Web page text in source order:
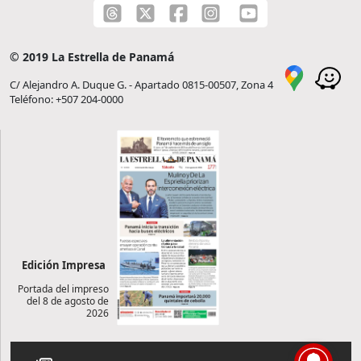
© 2019 La Estrella de Panamá
C/ Alejandro A. Duque G. - Apartado 0815-00507, Zona 4
Teléfono: +507 204-0000
Edición Impresa
Portada del impreso
del 8 de agosto de
2026